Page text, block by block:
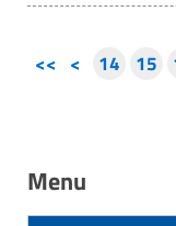
<< < 14 15
Menu